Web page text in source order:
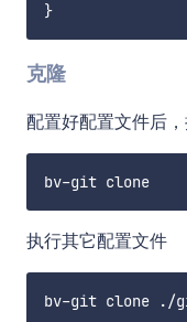
克隆
配置好配置文件后，
执行其它配置文件